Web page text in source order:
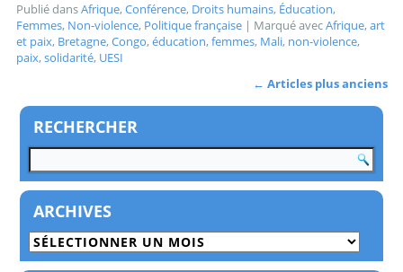
Publié dansAfrique,Conférence, Droits humains, Éducation,
Femmes, Non-violence, Politique française | Marqué avecAfrique,art
et paix, Bretagne,Congo,éducation,femmes, Mali, non-violence,
paix,solidarité, UESI
← Articles plus anciens
RECHERCHER
ARCHIVES
Archives